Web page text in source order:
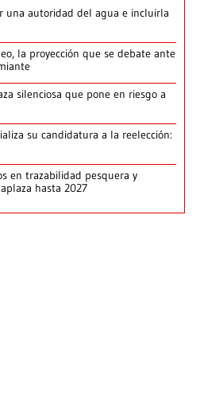
una autoridad del agua e incluirla
la proyección que se debate ante
silenciosa que pone en riesgo a
su candidatura a la reelección:
en trazabilidad pesquera y
hasta 2027